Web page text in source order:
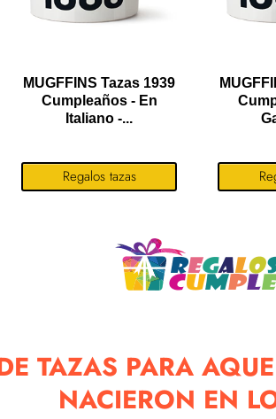
MUGFFINS Tazas 1939
Cumpleaños - En
Italiano -...
Regalos tazas
TAZAS PARA
NACIERON EN